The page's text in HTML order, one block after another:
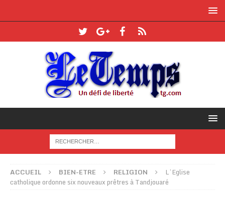
ACCUEIL BIEN-ETRE RELIGION
L’Eglise
catholique ordonne six nouveaux prêtres à Tandjouaré